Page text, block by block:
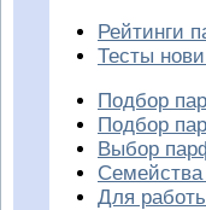
Рейтинги
Тесты
Подбор
Подбор
Выбор
Для